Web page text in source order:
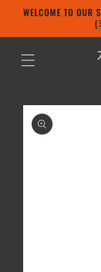
跳至內容
WELCOME TO
(
略過產品
資訊